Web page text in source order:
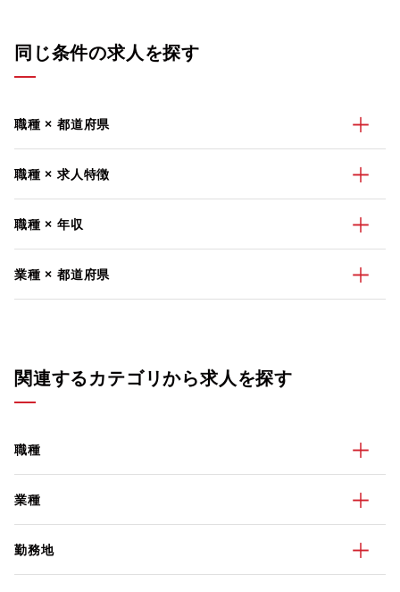
同じ条件の求人を探す
職種 × 都道府県
職種 × 求人特徴
職種 × 年収
業種 × 都道府県
関連するカテゴリから求人を探す
職種
業種
勤務地